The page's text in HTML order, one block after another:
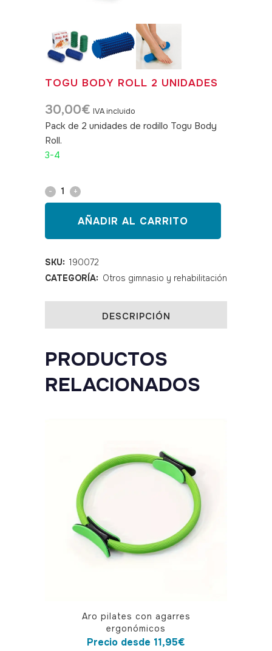
TOGU BODY ROLL 2 UNIDADES
30,00€ IVA incluido
Pack de 2 unidades de rodillo Togu Body
Roll.
3-4
Togu
Roll
2
unidades
quantity
AÑADIR AL CARRITO
SKU: 190072
CATEGORÍA: Otros gimnasio y rehabilitación
DESCRIPCIÓN
PRODUCTOS
RELACIONADOS
Aro pilates con agarres
ergonómicos
Precio desde 11,95€